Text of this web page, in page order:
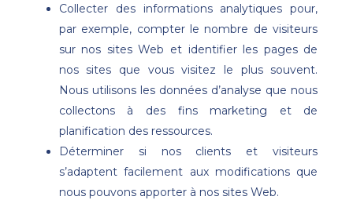
Collecter des informations analytiques pour,
par exemple, compter le nombre de visiteurs
sur nos sites Web et identifier les pages de
nos sites que vous visitez le plus souvent.
Nous utilisons les données d’analyse que nous
collectons à des fins marketing et de
planification des ressources.
Déterminer si nos clients et visiteurs
s’adaptent facilement aux modifications que
nous pouvons apporter à nos sites Web.